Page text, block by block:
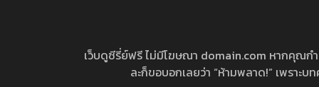
เว็บดูซีรี่ย์ฟรี ไม่มีโฆษณา domain.com หากคุณก
ละก็ขอบอกเลยว่า “ห้ามพลาด!” เพราะ